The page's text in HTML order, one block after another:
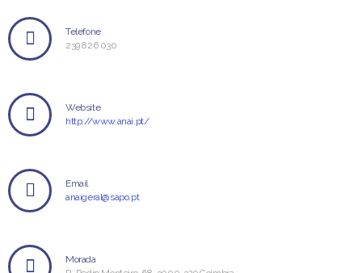
Telefone
239 826 030
Website
http://www.anai.pt/
Email
anaigeral@sapo.pt
Morada